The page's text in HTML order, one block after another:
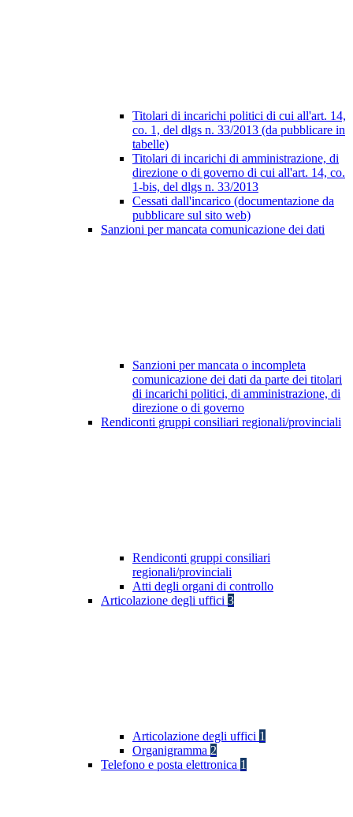
Titolari di incarichi politici di cui all'art. 14,
co. 1, del dlgs n. 33/2013 (da pubblicare in
tabelle)
Titolari di incarichi di amministrazione, di
direzione o di governo di cui all'art. 14, co.
1-bis, del dlgs n. 33/2013
Cessati dall'incarico (documentazione da
pubblicare sul sito web)
Sanzioni per mancata comunicazione dei dati
Sanzioni per mancata o incompleta
comunicazione dei dati da parte dei titolari
di incarichi politici, di amministrazione, di
direzione o di governo
Rendiconti gruppi consiliari regionali/provinciali
Rendiconti gruppi consiliari
regionali/provinciali
Atti degli organi di controllo
Articolazione degli uffici 3
Articolazione degli uffici 1
Organigramma 2
Telefono e posta elettronica 1